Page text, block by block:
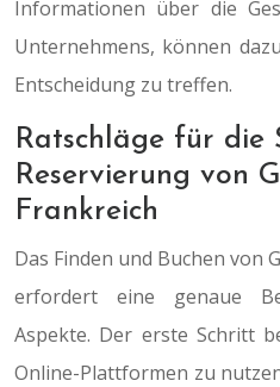
Informationen über die
Unternehmens, können
Entscheidung zu treffen.
Ratschläge für die
Reservierung von
Frankreich
Das Finden und Buchen von
erfordert eine genaue
Aspekte. Der erste Schritt
Online-Plattformen zu